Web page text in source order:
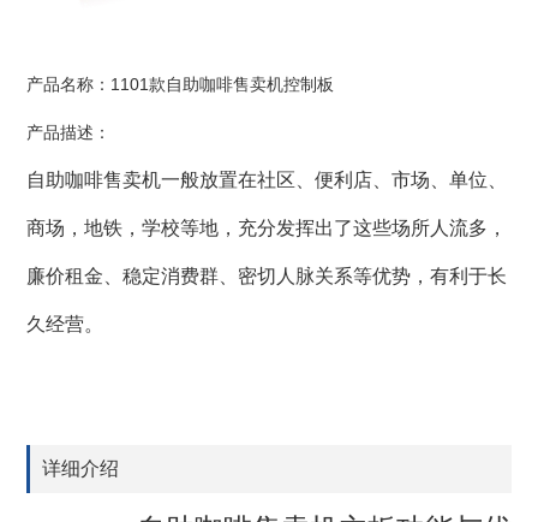
产品名称：1101款自助咖啡售卖机控制板
产品描述：
自助咖啡售卖机一般放置在社区、便利店、市场、单位、
商场，地铁，学校等地，充分发挥出了这些场所人流多，
廉价租金、稳定消费群、密切人脉关系等优势，有利于长
久经营。
详细介绍